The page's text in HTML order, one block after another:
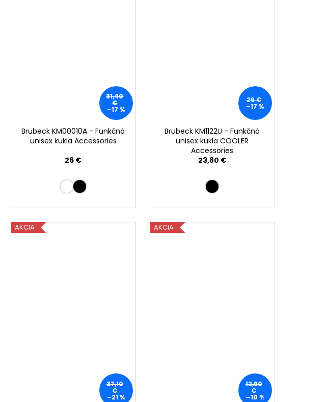
31,40
€
–17 %
Brubeck KM00010A - Funkčná
unisex kukla Accessories
26 €
29 €
–17 %
Brubeck KM1122U - Funkčná
unisex kukla COOLER
Accessories
23,80 €
AKCIA
37,10
€
–21 %
AKCIA
12,90
€
–10 %